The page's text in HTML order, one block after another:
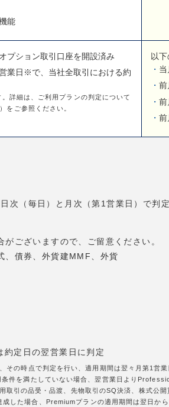
能
プション取引口座を開設済み
業日※で、当社全取引における約
詳細は、ご利用プランの判定について
をご参照ください。
以
前
前
前
（毎日）と月次（第1営業日）で判
ございますので、ご留意ください。
、債券、外貨建MMF、外貨
定日の翌営業日に判定
の時点で判定を行い、適用期間は翌々月第1営
件を満たしていない場合、翌営業日より
引の品受・品渡、先物取引のSQ決済、株式公開
した場合、Premiumプランの適用期間は翌日か